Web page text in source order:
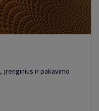
įrenginius ir pakavimo